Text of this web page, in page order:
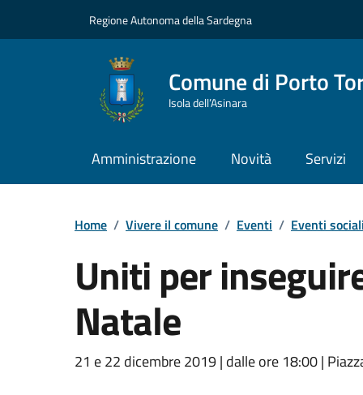
Regione Autonoma della Sardegna
Comune di Porto
Isola dell’Asinara
Amministrazione Novità Servizi
Home / Vivere il comune / Eventi / Eventi
Uniti per
Natale
Dettaglio
21 e 22 dicembre 2019 | dalle ore 18:00 |